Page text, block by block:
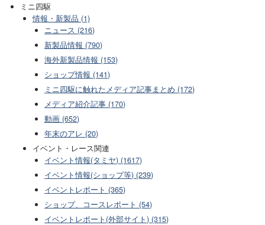
ミニ四駆
情報・新製品 (1)
ニュース (216)
新製品情報 (790)
海外新製品情報 (153)
ショップ情報 (141)
ミニ四駆に触れたメディア記事まとめ (172)
メディア紹介記事 (170)
動画 (652)
年末のアレ (20)
イベント・レース関連
イベント情報(タミヤ) (1617)
イベント情報(ショップ等) (239)
イベントレポート (365)
ショップ、コースレポート (54)
イベントレポート(外部サイト) (315)